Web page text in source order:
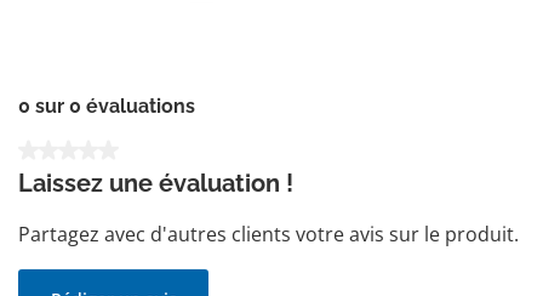
0 sur 0 évaluations
Laissez une évaluation !
Partagez avec d'autres clients votre avis sur le produit.